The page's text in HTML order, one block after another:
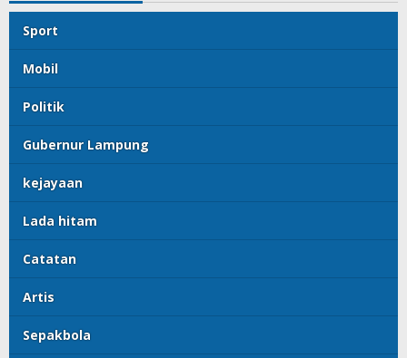
Sport
Mobil
Politik
Gubernur Lampung
kejayaan
Lada hitam
Catatan
Artis
Sepakbola